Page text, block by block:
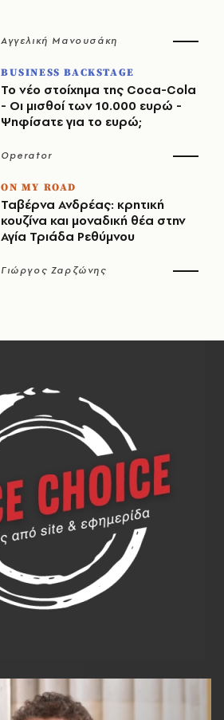
Αγγελική Μανουσάκη
BUSINESS BACKSTAGE
Το νέο στοίχημα της Coca-Cola
- Οι μισθοί των 10.000 ευρώ -
Ψηφίσατε για το ευρώ;
Operator
ON MY ROAD
Ταβέρνα Ανδρέας: κρητική
κουζίνα και μοναδική θέα στην
Αγία Τριάδα Ρεθύμνου
Γιώργος Ζαρζώνης